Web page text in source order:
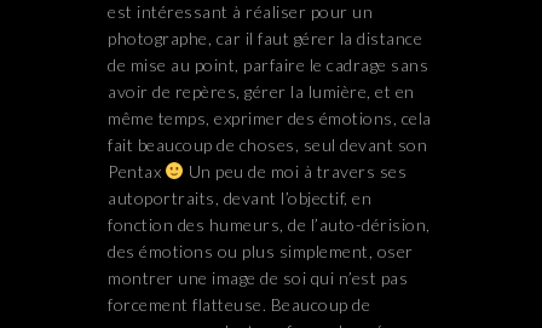
est intéressant à réaliser pour un
photographe, car il faut gérer la distance
de mise au point, parfaire le cadrage sans
avoir de repères, gérer la lumière, et en
même temps, exprimer des émotions, cela
fait beaucoup de choses, seul devant son
Pentax
Un peu de moi à travers ses
autoportraits, devant l’objectif, en
fonction des humeurs, de l’auto-dérision,
des émotions ou plus simplement, oser
montrer une image de soi qui n’est pas
forcement flatteuse. Beaucoup de